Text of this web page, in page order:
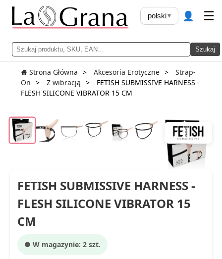
Szukaj
polski▾ 👤 ☰
Strona Główna Akcesoria Erotyczne
Strap-
On
Z wibracją
FETISH SUBMISSIVE HARNESS -
FLESH SILICONE VIBRATOR 15 CM
FETISH SUBMISSIVE HARNESS -
FLESH SILICONE VIBRATOR 15
CM
● W magazynie: 2 szt.